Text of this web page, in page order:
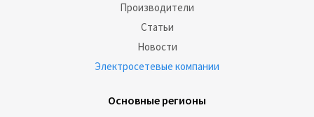
Производители
Статьи
Новости
Электросетевые компании
Основные регионы